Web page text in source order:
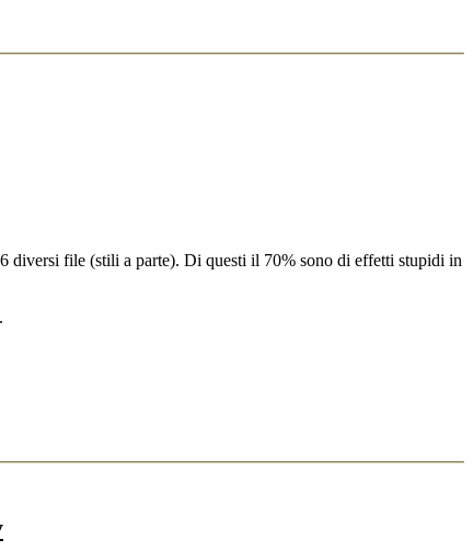
diversi file (stili a parte). Di questi il 70% sono di effetti stupidi in